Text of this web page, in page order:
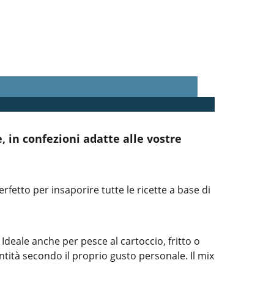
in confezioni adatte alle vostre
per insaporire tutte le ricette a base di
anche per pesce al cartoccio, fritto o
secondo il proprio gusto personale. Il mix